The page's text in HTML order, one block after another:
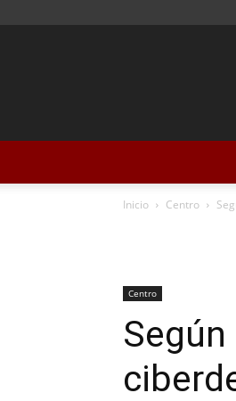
Inicio Centro
Centro